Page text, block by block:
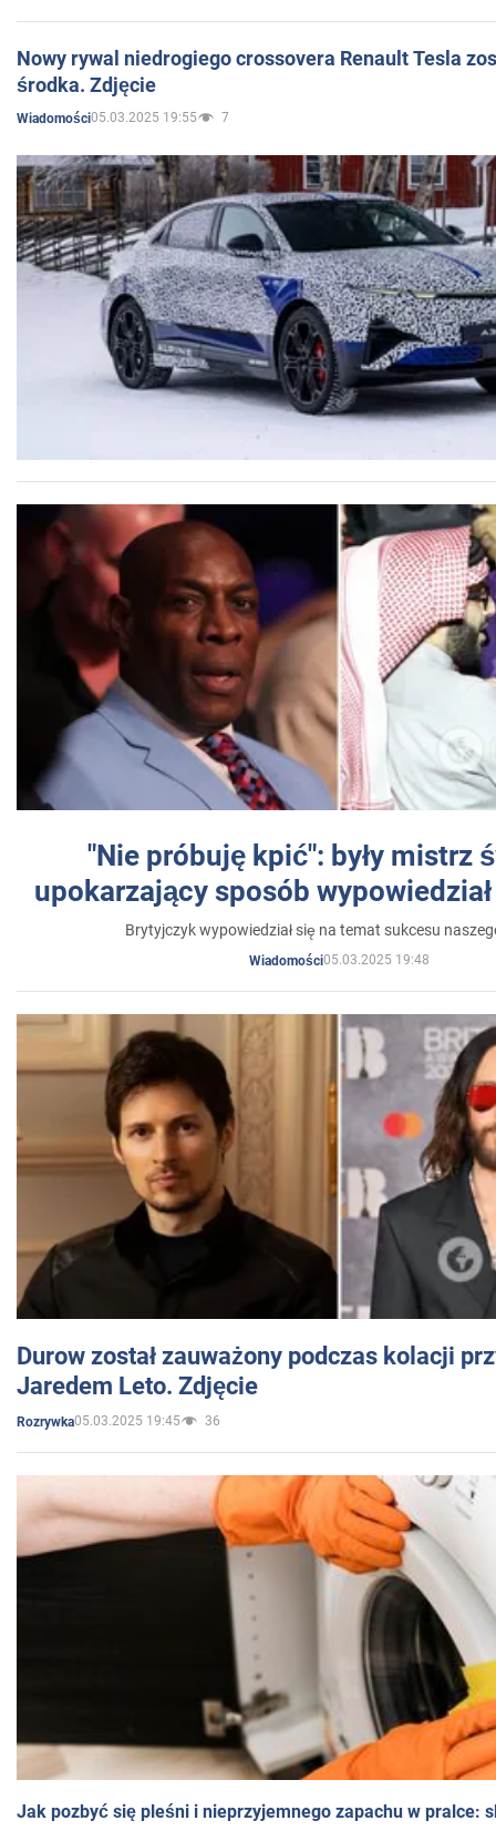
Nowy rywal niedrogiego crossovera Renault Tesla
środka. Zdjęcie
Wiadomości05.03.2025 19:55 7
"Nie próbuję kpić": były mistrz
upokarzający sposób
Brytyjczyk wypowiedział się na temat sukcesu
Wiadomości05.03.2025 19:48
Durow został zauważony podczas kolacji
Jaredem Leto. Zdjęcie
Rozrywka05.03.2025 19:45 36
Jak pozbyć się pleśni i nieprzyjemnego zapachu w pralce: